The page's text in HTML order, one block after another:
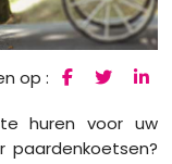
op :
huren voor uw